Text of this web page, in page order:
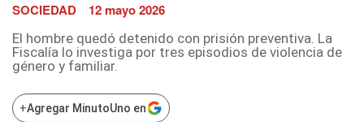
SOCIEDAD 12 mayo 2026
El hombre quedó detenido con prisión preventiva. La
Fiscalía lo investiga por tres episodios de violencia de
género y familiar.
+Agregar MinutoUno en